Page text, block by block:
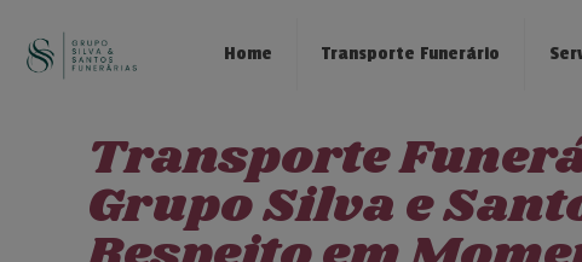
Home Transporte Funerário
Transporte
Grupo Silva e